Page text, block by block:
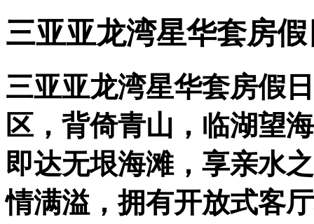
三亚亚龙湾星华套房
三亚亚龙湾星华套房假
区，背倚青山，临湖望
即达无垠海滩，享亲水
情满溢，拥有开放式客